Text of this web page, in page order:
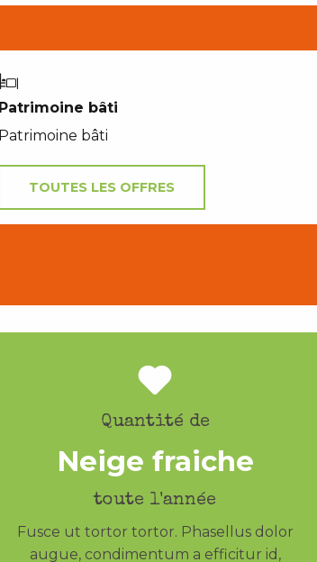
Patrimoine bâti
Patrimoine bâti
TOUTES LES OFFRES
Quantité de
Neige fraiche
toute l'année
Fusce ut tortor tortor. Phasellus dolor
augue, condimentum a efficitur id,